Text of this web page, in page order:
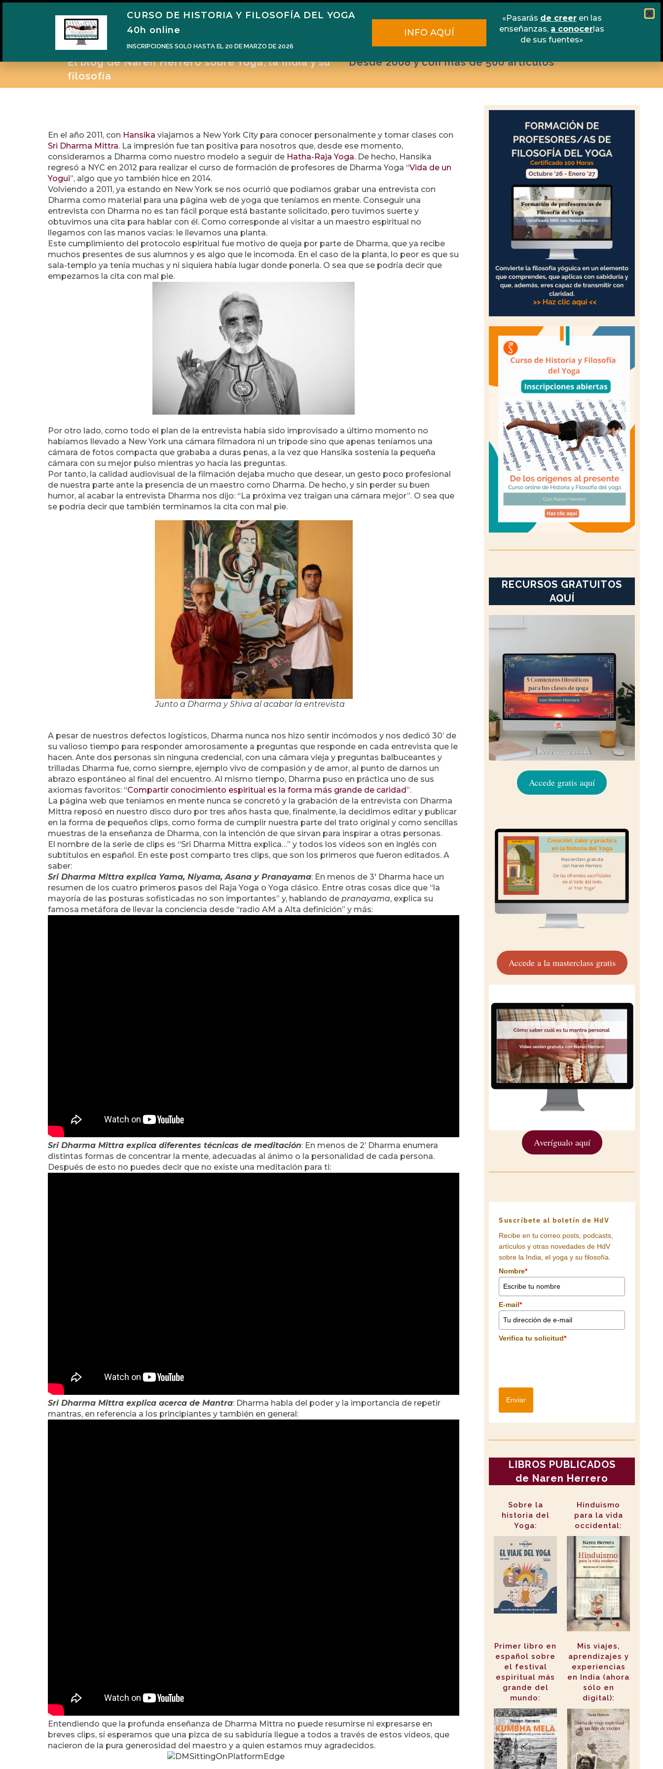
Home Narén Herrero Blog Libros Contacto
El blog de Naren Herrero sobre Yoga, la India y su
filosofía
Desde 2008 y con más de 500 artículos
En el año 2011, con Hansika viajamos a New York City para conocer personalmente y tomar clases con
Sri Dharma Mittra. La impresión fue tan positiva para nosotros que, desde ese momento,
consideramos a Dharma como nuestro modelo a seguir de Hatha-Raja Yoga. De hecho, Hansika
regresó a NYC en 2012 para realizar el curso de formación de profesores de Dharma Yoga “Vida de un
Yogui”, algo que yo también hice en 2014.
Volviendo a 2011, ya estando en New York se nos ocurrió que podíamos grabar una entrevista con
Dharma como material para una página web de yoga que teníamos en mente. Conseguir una
entrevista con Dharma no es tan fácil porque está bastante solicitado, pero tuvimos suerte y
obtuvimos una cita para hablar con él. Como corresponde al visitar a un maestro espiritual no
llegamos con las manos vacías: le llevamos una planta.
Este cumplimiento del protocolo espiritual fue motivo de queja por parte de Dharma, que ya recibe
muchos presentes de sus alumnos y es algo que le incomoda. En el caso de la planta, lo peor es que su
sala-templo ya tenía muchas y ni siquiera había lugar donde ponerla. O sea que se podría decir que
empezamos la cita con mal pie.
Por otro lado, como todo el plan de la entrevista había sido improvisado a último momento no
habíamos llevado a New York una cámara filmadora ni un trípode sino que apenas teníamos una
cámara de fotos compacta que grababa a duras penas, a la vez que Hansika sostenía la pequeña
cámara con su mejor pulso mientras yo hacía las preguntas.
Por tanto, la calidad audiovisual de la filmación dejaba mucho que desear, un gesto poco profesional
de nuestra parte ante la presencia de un maestro como Dharma. De hecho, y sin perder su buen
humor, al acabar la entrevista Dharma nos dijo: “La próxima vez traigan una cámara mejor”. O sea que
se podría decir que también terminamos la cita con mal pie.
Junto a Dharma y Shiva al acabar la entrevista
A pesar de nuestros defectos logísticos, Dharma nunca nos hizo sentir incómodos y nos dedicó 30’ de
su valioso tiempo para responder amorosamente a preguntas que responde en cada entrevista que le
hacen. Ante dos personas sin ninguna credencial, con una cámara vieja y preguntas balbuceantes y
trilladas Dharma fue, como siempre, ejemplo vivo de compasión y de amor, al punto de darnos un
abrazo espontáneo al final del encuentro. Al mismo tiempo, Dharma puso en práctica uno de sus
axiomas favoritos: “Compartir conocimiento espiritual es la forma más grande de caridad”.
La página web que teníamos en mente nunca se concretó y la grabación de la entrevista con Dharma
Mittra reposó en nuestro disco duro por tres años hasta que, finalmente, la decidimos editar y publicar
en la forma de pequeños clips, como forma de cumplir nuestra parte del trato original y como sencillas
muestras de la enseñanza de Dharma, con la intención de que sirvan para inspirar a otras personas.
El nombre de la serie de clips es “Sri Dharma Mittra explica…” y todos los vídeos son en inglés con
subtítulos en español. En este post comparto tres clips, que son los primeros que fueron editados. A
saber:
Sri Dharma Mittra explica Yama, Niyama, Asana y Pranayama: En menos de 3′ Dharma hace un
resumen de los cuatro primeros pasos del Raja Yoga o Yoga clásico. Entre otras cosas dice que “la
mayoría de las posturas sofisticadas no son importantes” y, hablando de pranayama, explica su
famosa metáfora de llevar la conciencia desde “radio AM a Alta definición” y más:
Sri Dharma Mittra explica diferentes técnicas de meditación: En menos de 2’ Dharma enumera
distintas formas de concentrar la mente, adecuadas al ánimo o la personalidad de cada persona.
Después de esto no puedes decir que no existe una meditación para ti:
Sri Dharma Mittra explica acerca de Mantra: Dharma habla del poder y la importancia de repetir
mantras, en referencia a los principiantes y también en general:
Entendiendo que la profunda enseñanza de Dharma Mittra no puede resumirse ni expresarse en
breves clips, sí esperamos que una pizca de su sabiduría llegue a todos a través de estos vídeos, que
nacieron de la pura generosidad del maestro y a quien estamos muy agradecidos.
RECURSOS GRATUITOS
AQUÍ
Accede gratis aquí
Accede a la masterclass gratis
Averígualo aquí
Suscríbete al boletín de HdV
Recibe en tu correo posts, podcasts,
artículos y otras novedades de HdV
sobre la India, el yoga y su filosofía.
Nombre*
E-mail*
Verifica tu solicitud*
Enviar
LIBROS PUBLICADOS
de Naren Herrero
Sobre la
historia del
Yoga:
Hinduismo
para la vida
occidental:
Primer libro en
español sobre
el festival
espiritual más
grande del
mundo:
Mis viajes,
aprendizajes y
experiencias
en India (ahora
sólo en
digital):
CURSO DE HISTORIA Y FILOSOFÍA DEL YOGA
40h online
INSCRIPCIONES SOLO HASTA EL 20 DE MARZO DE 2026
INFO AQUÍ
«Pasarás de creeren las
enseñanzas, a conocerlas
de sus fuentes»